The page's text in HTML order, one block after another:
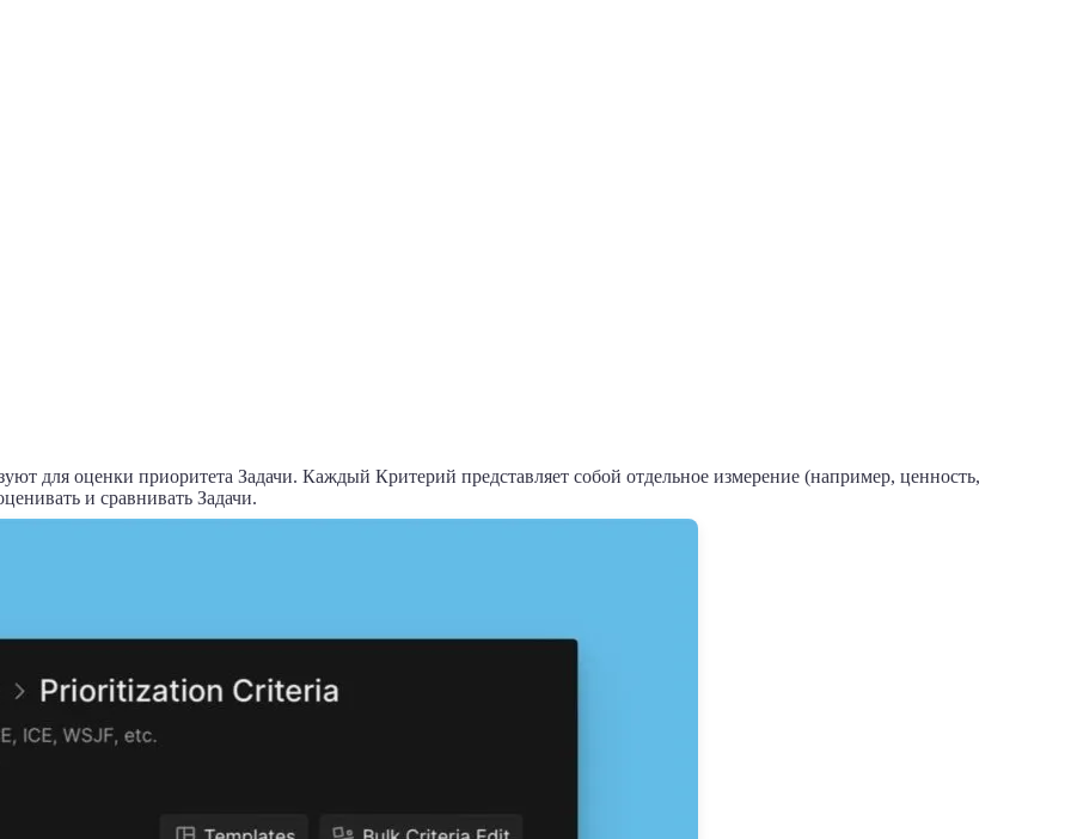
для оценки приоритета Задачи. Каждый Критерий представляет собой отдельное измерение (например, ценность,
и сравнивать Задачи.